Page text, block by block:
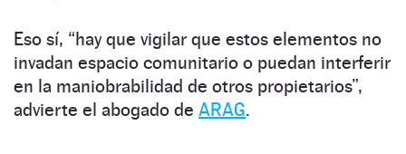
Eso sí, “hay que vigilar que estos elementos no
invadan espacio comunitario o puedan interferir
en la maniobrabilidad de otros propietarios”,
advierte el abogado de ARAG.